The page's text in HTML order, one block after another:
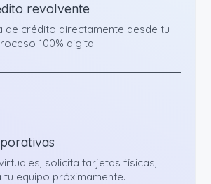
revolvente
de crédito directamente desde tu
100% digital.
solicita tarjetas físicas,
tu equipo próximamente.